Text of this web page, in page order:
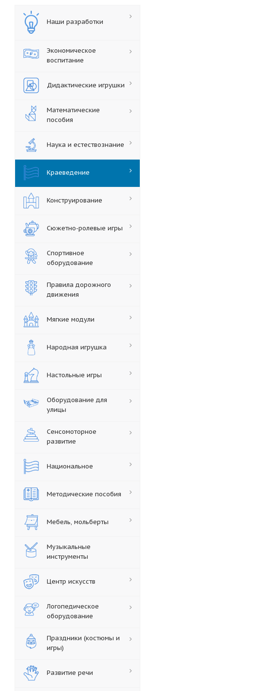
Наши разработки
Экономическое
воспитание
Дидактические игрушки
Математические
пособия
Наука и естествознание
Краеведение
Конструирование
Сюжетно-ролевые игры
Спортивное
оборудование
Правила дорожного
движения
Мягкие модули
Народная игрушка
Настольные игры
Оборудование для
улицы
Сенсомоторное
развитие
Национальное
Методические пособия
Мебель, мольберты
Музыкальные
инструменты
Центр искусств
Логопедическое
оборудование
Праздники (костюмы и
игры)
Развитие речи